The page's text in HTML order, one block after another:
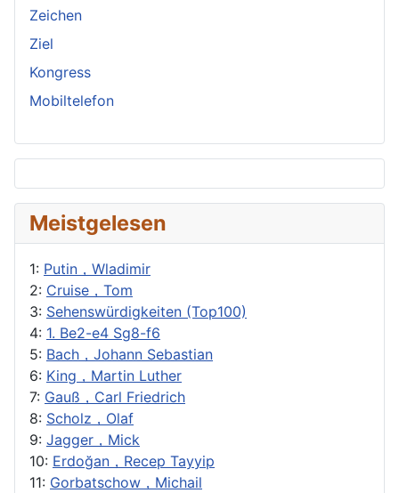
Zeichen
Ziel
Kongress
Mobiltelefon
Meistgelesen
1: Putin，Wladimir
2: Cruise，Tom
3: Sehenswürdigkeiten (Top100)
4: 1. Be2-e4 Sg8-f6
5: Bach，Johann Sebastian
6: King，Martin Luther
7: Gauß，Carl Friedrich
8: Scholz，Olaf
9: Jagger，Mick
10: Erdoğan，Recep Tayyip
11: Gorbatschow，Michail